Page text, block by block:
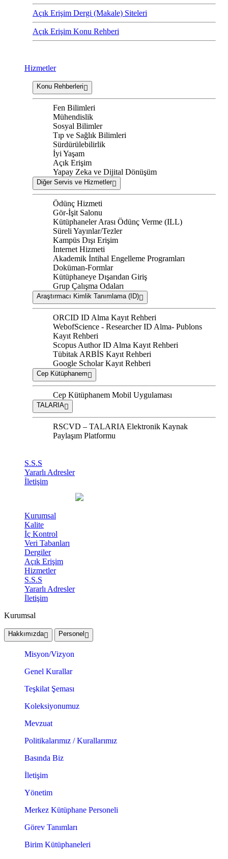
Açık Erişim Dergi (Makale) Siteleri
Açık Erişim Konu Rehberi
Hizmetler
Konu Rehberleri
Fen Bilimleri
Mühendislik
Sosyal Bilimler
Tıp ve Sağlık Bilimleri
Sürdürülebilirlik
İyi Yaşam
Açık Erişim
Yapay Zeka ve Dijital Dönüşüm
Diğer Servis ve Hizmetler
Ödünç Hizmeti
Gör-İşit Salonu
Kütüphaneler Arası Ödünç Verme (ILL)
Süreli Yayınlar/Tezler
Kampüs Dışı Erişim
İnternet Hizmeti
Akademik İntihal Engelleme Programları
Doküman-Formlar
Kütüphaneye Dışarıdan Giriş
Grup Çalışma Odaları
Araştırmacı Kimlik Tanımlama (ID)
ORCID ID Alma Kayıt Rehberi
WebofScience - Researcher ID Alma- Publons
Kayıt Rehberi
Scopus Author ID Alma Kayıt Rehberi
Tübitak ARBİS Kayıt Rehberi
Google Scholar Kayıt Rehberi
Cep Kütüphanem
Cep Kütüphanem Mobil Uygulaması
TALARIA
RSCVD – TALARIA Elektronik Kaynak
Paylaşım Platformu
S.S.S
Yararlı Adresler
İletişim
Kurumsal
Kalite
İç Kontrol
Veri Tabanları
Dergiler
Açık Erişim
Hizmetler
S.S.S
Yararlı Adresler
İletişim
Kurumsal
Hakkımızda Personel
Misyon/Vizyon
Genel Kurallar
Teşkilat Şeması
Koleksiyonumuz
Mevzuat
Politikalarımız / Kurallarımız
Basında Biz
İletişim
Yönetim
Merkez Kütüphane Personeli
Görev Tanımları
Birim Kütüphaneleri